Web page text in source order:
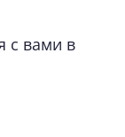
с вами в